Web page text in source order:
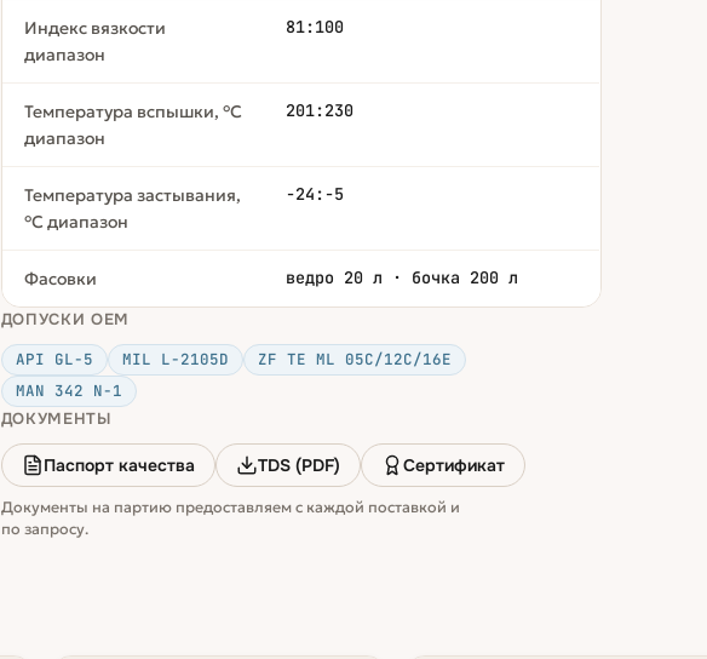
Индекс вязкости
диапазон
81:100
Температура вспышки, °С
диапазон
201:230
Температура застывания,
°С диапазон
-24:-5
Фасовки ведро 20 л · бочка 200 л
ДОПУСКИ OEM
API GL-5
MIL L-2105D
ZF TE ML 05C/12C/16E
MAN 342 N-1
ДОКУМЕНТЫ
Паспорт качества TDS (PDF) Сертификат
Документы на партию предоставляем с каждой поставкой и
по запросу.